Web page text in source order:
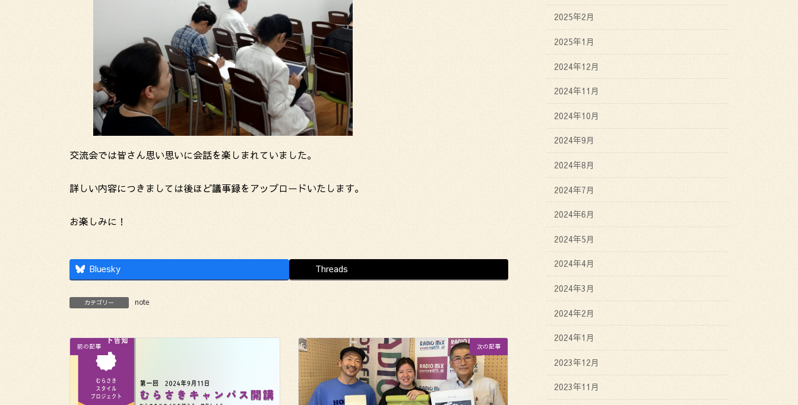
交流会では皆さん思い思いに会話を楽しまれていました。
詳しい内容につきましては後ほど議事録をアップロードいたします。
お楽しみに！
Bluesky Threads
カテゴリー note
前の記事 次の記事
2025年2月
2025年1月
2024年12月
2024年11月
2024年10月
2024年9月
2024年8月
2024年7月
2024年6月
2024年5月
2024年4月
2024年3月
2024年2月
2024年1月
2023年12月
2023年11月